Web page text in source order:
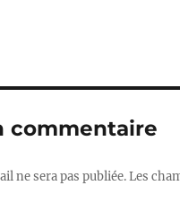
commentaire
ne sera pas publiée.Les